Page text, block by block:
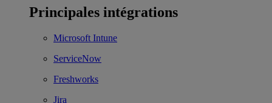
Principales intégrations
Microsoft Intune
ServiceNow
Freshworks
Jira